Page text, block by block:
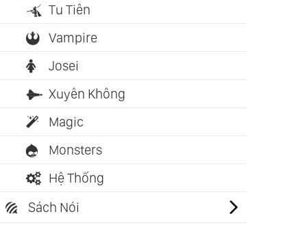
Tu Tiên
Vampire
Josei
Xuyên Không
Magic
Monsters
Hệ Thống
Sách Nói